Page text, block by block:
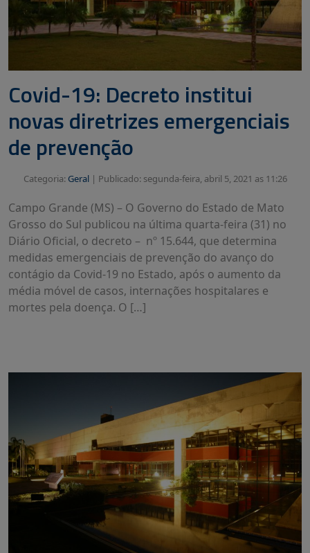
Covid-19: Decreto institui
novas diretrizes emergenciais
de prevenção
Categoria: Geral| Publicado: segunda-feira, abril 5, 2021 as 11:26
Campo Grande (MS) – O Governo do Estado de Mato
Grosso do Sul publicou na última quarta-feira (31) no
Diário Oficial, o decreto – nº 15.644, que determina
medidas emergenciais de prevenção do avanço do
contágio da Covid-19 no Estado, após o aumento da
média móvel de casos, internações hospitalares e
mortes pela doença. O […]